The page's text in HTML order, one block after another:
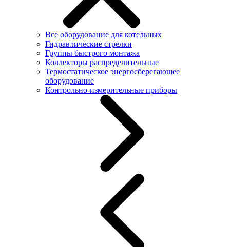
Все оборудование для котельных
Гидравлические стрелки
Группы быстрого монтажа
Коллекторы распределительные
Термостатическое энергосберегающее
оборудование
Контрольно-измерительные приборы